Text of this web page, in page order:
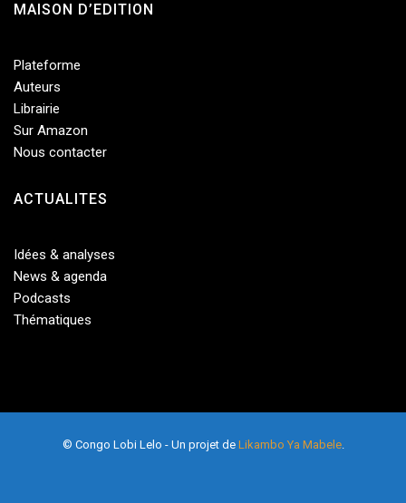
MAISON D’EDITION
Plateforme
Auteurs
Librairie
Sur Amazon
Nous contacter
ACTUALITES
Idées & analyses
News & agenda
Podcasts
Thématiques
© Congo Lobi Lelo - Un projet de Likambo Ya Mabele.